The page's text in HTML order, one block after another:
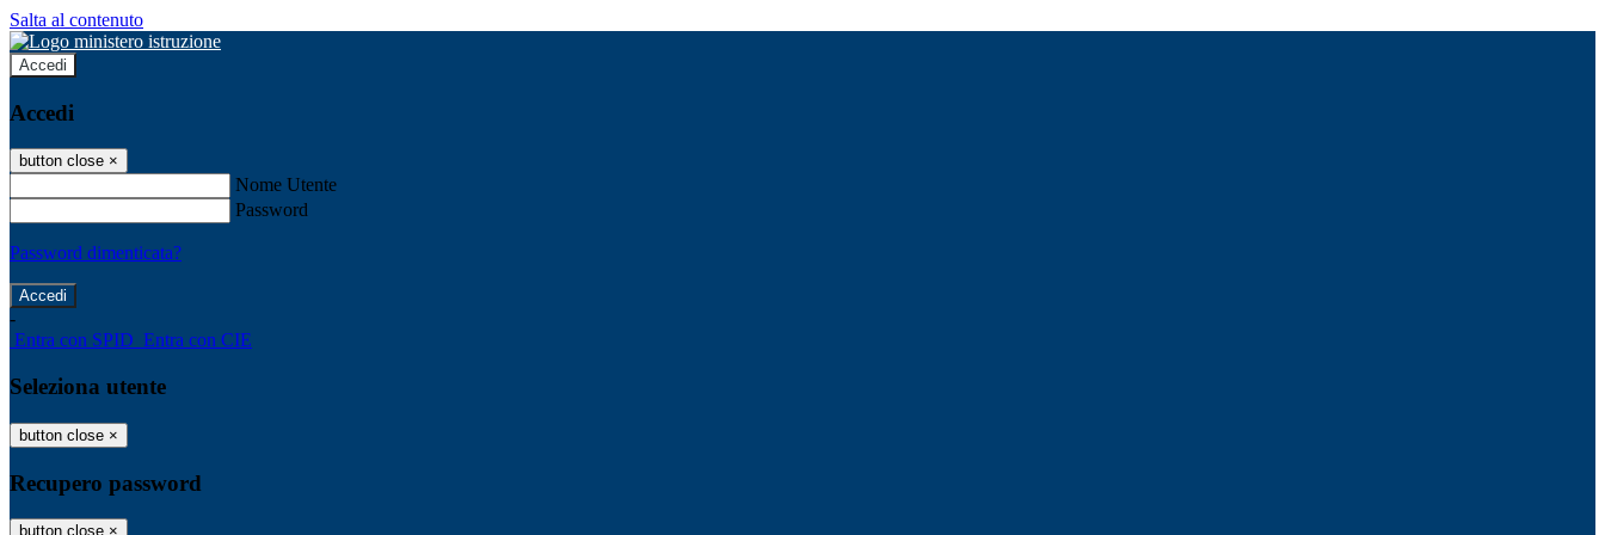
Salta al contenuto
Accedi
Accedi
button close ×
Nome Utente
Password
Password dimenticata?
-
Entra con SPID Entra con CIE
Seleziona utente
button close ×
Recupero password
button close ×